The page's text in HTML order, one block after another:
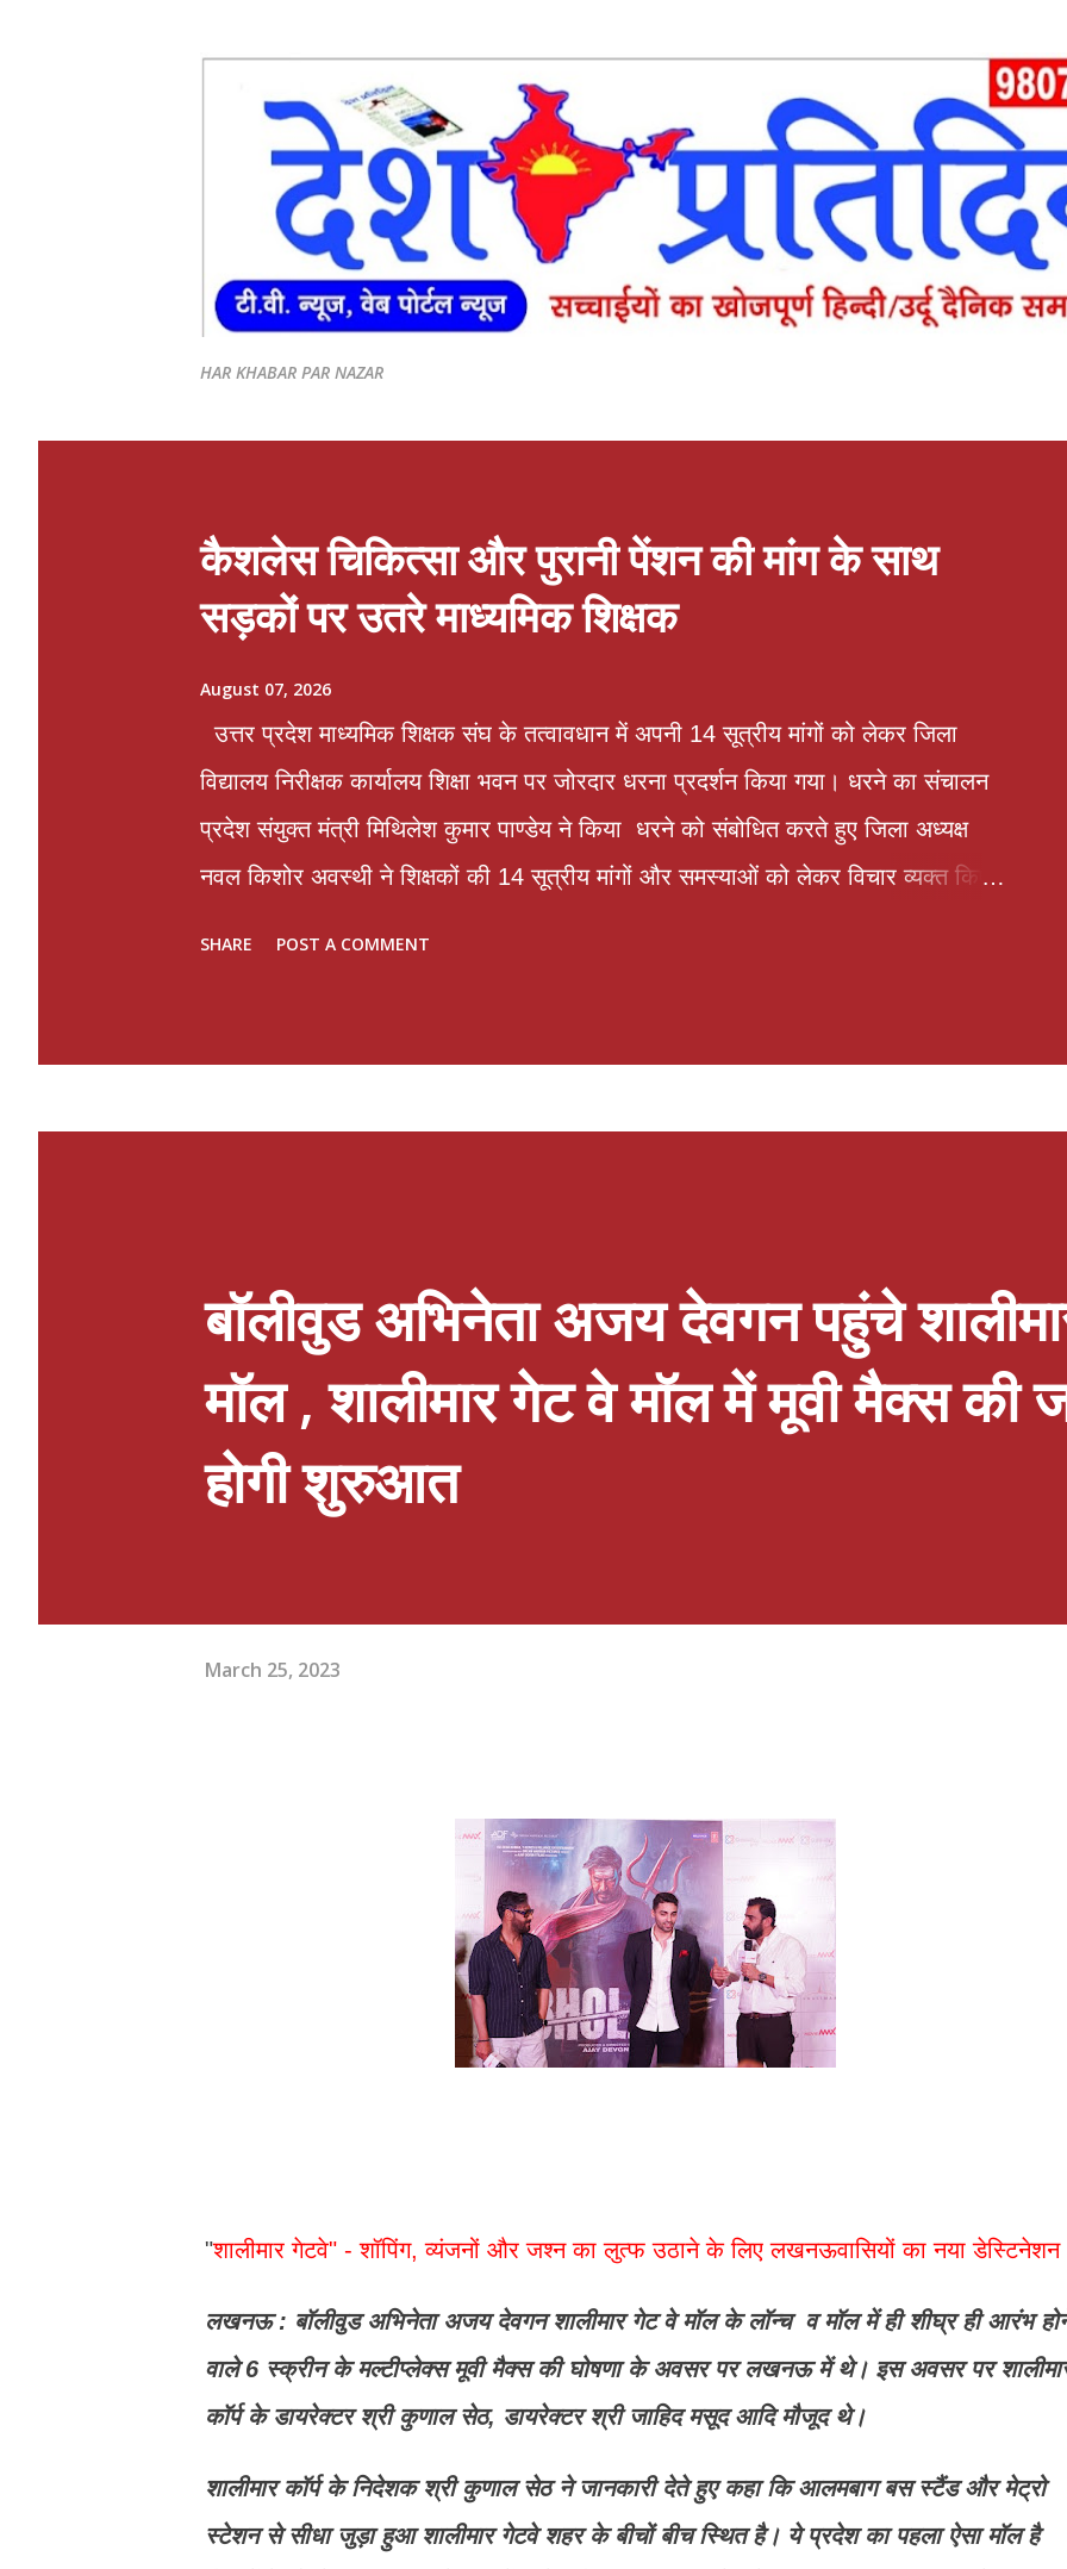
HAR KHABAR PAR NAZAR
कैशलेस चिकित्सा और पुरानी पेंशन की मांग के साथ
सड़कों पर उतरे माध्यमिक शिक्षक
August 07, 2026
उत्तर प्रदेश माध्यमिक शिक्षक संघ के तत्वावधान में अपनी 14 सूत्रीय मांगों को लेकर जिला
विद्यालय निरीक्षक कार्यालय शिक्षा भवन पर जोरदार धरना प्रदर्शन किया गया। धरने का संचालन
प्रदेश संयुक्त मंत्री मिथिलेश कुमार पाण्डेय ने किया धरने को संबोधित करते हुए जिला अध्यक्ष
नवल किशोर अवस्थी ने शिक्षकों की 14 सूत्रीय मांगों और समस्याओं को लेकर विचार व्यक्त किए।
प्रेषित किया गया है। जो अधिनियमित व्यवस्था के पूर्णतया विपरीत है जबकि इस संबंध में पूर्व एवं
SHARE POST A COMMENT
बॉलीवुड अभिनेता अजय देवगन पहुंचे
मॉल , शालीमार गेट वे मॉल में मूवी मैक्स की
होगी शुरुआत
March 25, 2023
"शालीमार गेटवे" - शॉपिंग, व्यंजनों और जश्न का लुत्फ उठाने के लिए लखनऊवासियों का नया डेस्टिनेशन
लखनऊ : बॉलीवुड अभिनेता अजय देवगन शालीमार गेट वे मॉल के लॉन्च व मॉल में ही शीघ्र ही आरंभ
वाले 6 स्क्रीन के मल्टीप्लेक्स मूवी मैक्स की घोषणा के अवसर पर लखनऊ में थे। इस अवसर पर
कॉर्प के डायरेक्टर श्री कुणाल सेठ, डायरेक्टर श्री जाहिद मसूद आदि मौजूद थे।
शालीमार कॉर्प के निदेशक श्री कुणाल सेठ ने जानकारी देते हुए कहा कि आलमबाग बस स्टैंड और मेट्रो
स्टेशन से सीधा जुड़ा हुआ शालीमार गेटवे शहर के बीचों बीच स्थित है। ये प्रदेश का पहला ऐसा मॉल है